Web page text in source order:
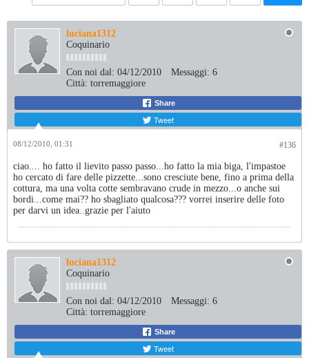
luciana1312
Coquinario
Con noi dal: 04/12/2010 Messaggi: 6
Città: torremaggiore
Share
Tweet
#136
08/12/2010, 01:31
ciao.... ho fatto il lievito passo passo...ho fatto la mia biga, l'impastoe
ho cercato di fare delle pizzette...sono cresciute bene, fino a prima della
cottura, ma una volta cotte sembravano crude in mezzo...o anche sui
bordi...come mai?? ho sbagliato qualcosa??? vorrei inserire delle foto
per darvi un idea..grazie per l'aiuto
luciana1312
Coquinario
Con noi dal: 04/12/2010 Messaggi: 6
Città: torremaggiore
Share
Tweet